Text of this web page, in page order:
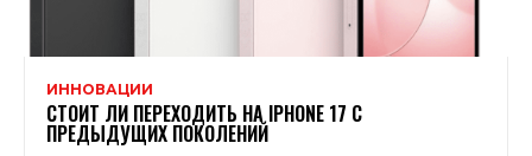
ИННОВАЦИИ
СТОИТ ЛИ ПЕРЕХОДИТЬ НА IPHONE 17 С
ПРЕДЫДУЩИХ ПОКОЛЕНИЙ